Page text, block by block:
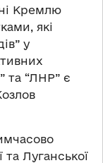
Кремлю
які
у
та “ЛНР” є
Луганської